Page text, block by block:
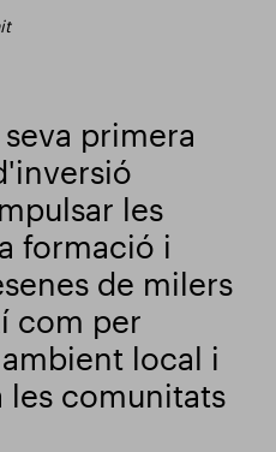
seva primera
les
formació i
de milers
com per
local i
les comunitats